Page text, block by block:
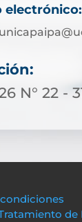
electrónico:
N° 22 -
de